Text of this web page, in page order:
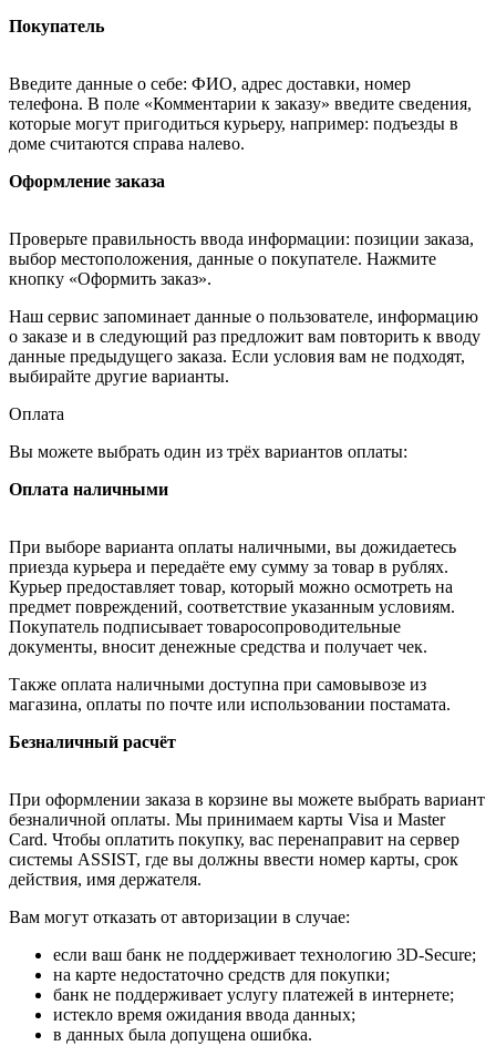
Покупатель
Введите данные о себе: ФИО, адрес доставки, номер
телефона. В поле «Комментарии к заказу» введите сведения,
которые могут пригодиться курьеру, например: подъезды в
доме считаются справа налево.
Оформление заказа
Проверьте правильность ввода информации: позиции заказа,
выбор местоположения, данные о покупателе. Нажмите
кнопку «Оформить заказ».
Наш сервис запоминает данные о пользователе, информацию
о заказе и в следующий раз предложит вам повторить к вводу
данные предыдущего заказа. Если условия вам не подходят,
выбирайте другие варианты.
Оплата
Вы можете выбрать один из трёх вариантов оплаты:
Оплата наличными
При выборе варианта оплаты наличными, вы дожидаетесь
приезда курьера и передаёте ему сумму за товар в рублях.
Курьер предоставляет товар, который можно осмотреть на
предмет повреждений, соответствие указанным условиям.
Покупатель подписывает товаросопроводительные
документы, вносит денежные средства и получает чек.
Также оплата наличными доступна при самовывозе из
магазина, оплаты по почте или использовании постамата.
Безналичный расчёт
При оформлении заказа в корзине вы можете выбрать вариант
безналичной оплаты. Мы принимаем карты Visa и Master
Card. Чтобы оплатить покупку, вас перенаправит на сервер
системы ASSIST, где вы должны ввести номер карты, срок
действия, имя держателя.
Вам могут отказать от авторизации в случае:
если ваш банк не поддерживает технологию 3D-Secure;
на карте недостаточно средств для покупки;
банк не поддерживает услугу платежей в интернете;
истекло время ожидания ввода данных;
в данных была допущена ошибка.